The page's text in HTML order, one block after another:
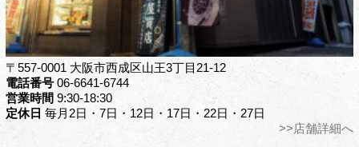
〒557-0001 大阪市西成区山王3丁目21-12
電話番号06-6641-6744
営業時間 9:30-18:30
定休日 毎月2日・7日・12日・17日・22日・27日
>>店舗詳細へ